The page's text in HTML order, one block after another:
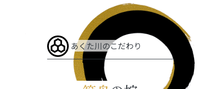
あくた川のこだわり